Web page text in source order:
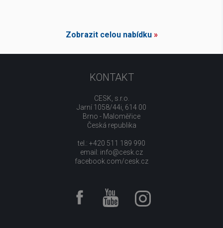
Zobrazit celou nabídku»
KONTAKT
CESK, s.r.o.
Jarní 1058/44i, 614 00
Brno - Maloměřice
Česká republika
tel.: +420 511 189 990
email: info@cesk.cz
facebook.com/cesk.cz